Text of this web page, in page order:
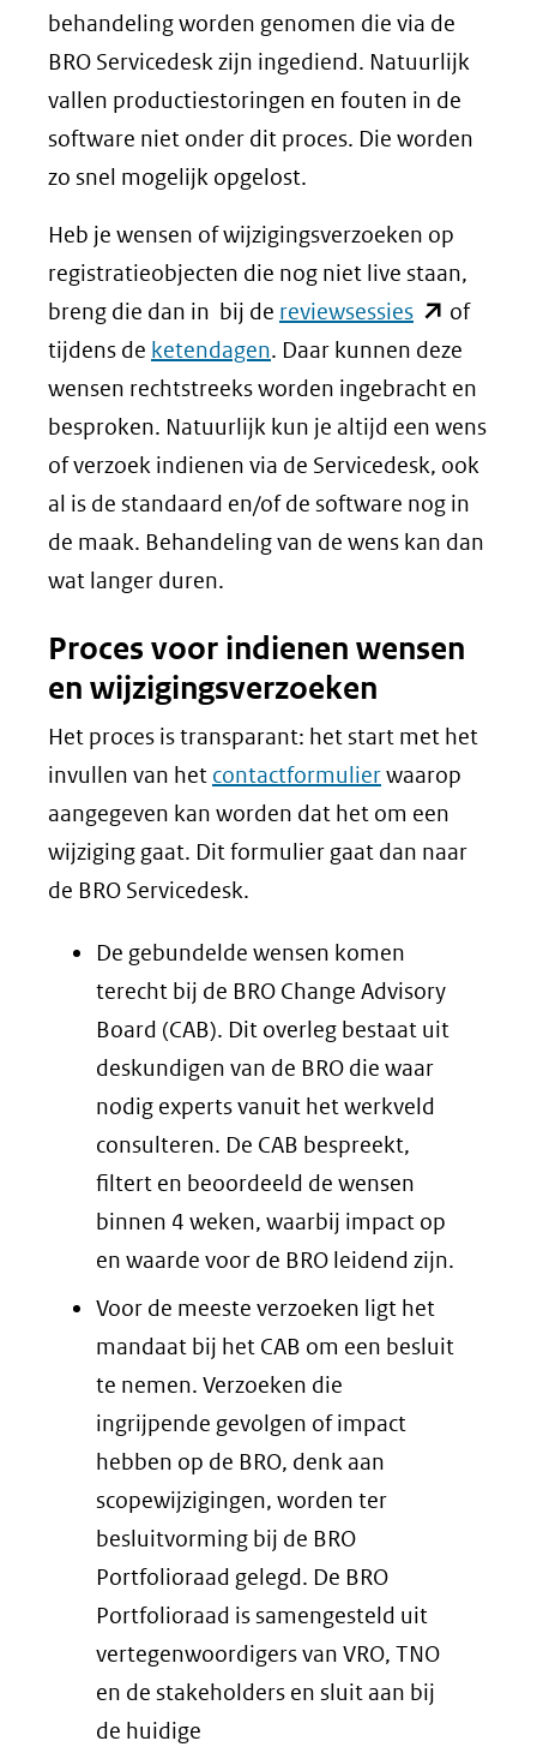
behandeling worden genomen die via de
BRO Servicedesk zijn ingediend. Natuurlijk
vallen productiestoringen en fouten in de
software niet onder dit proces. Die worden
zo snel mogelijk opgelost.
Heb je wensen of wijzigingsverzoeken op
registratieobjecten die nog niet live staan,
breng die dan in bij de reviewsessies(opent
in
nieuw
venster)
(verwijst
naar
een
of
tijdens de ketendagen. Daar kunnen deze
wensen rechtstreeks worden ingebracht en
besproken. Natuurlijk kun je altijd een wens
of verzoek indienen via de Servicedesk, ook
al is de standaard en/of de software nog in
de maak. Behandeling van de wens kan dan
wat langer duren.
Proces voor indienen wensen
en wijzigingsverzoeken
Het proces is transparant: het start met het
invullen van het contactformulierwaarop
aangegeven kan worden dat het om een
wijziging gaat. Dit formulier gaat dan naar
de BRO Servicedesk.
De gebundelde wensen komen
terecht bij de BRO Change Advisory
Board (CAB). Dit overleg bestaat uit
deskundigen van de BRO die waar
nodig experts vanuit het werkveld
consulteren. De CAB bespreekt,
filtert en beoordeeld de wensen
binnen 4 weken, waarbij impact op
en waarde voor de BRO leidend zijn.
Voor de meeste verzoeken ligt het
mandaat bij het CAB om een besluit
te nemen. Verzoeken die
ingrijpende gevolgen of impact
hebben op de BRO, denk aan
scopewijzigingen, worden ter
besluitvorming bij de BRO
Portfolioraad gelegd. De BRO
Portfolioraad is samengesteld uit
vertegenwoordigers van VRO, TNO
en de stakeholders en sluit aan bij
de huidige